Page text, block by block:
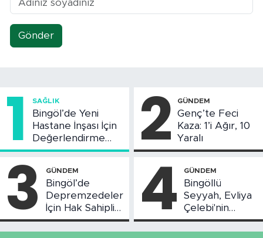
Gönder
1 SAĞLIK
Bingöl’de Yeni
Hastane İnşası İçin
Değerlendirme
Toplantısı Yapıldı
2 GÜNDEM
Genç’te Feci
Kaza: 1’i Ağır, 10
Yaralı
3 GÜNDEM
Bingöl’de
Depremzedeler
İçin Hak Sahipliği
Askı Süreci
Başladı
4 GÜNDEM
Bingöllü
Seyyah, Evliya
Çelebi'nin
Bahsettiği
Bingöl'deki O